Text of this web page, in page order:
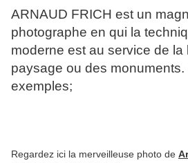
ARNAUD FRICH est un
photographe en qui la
moderne est au service de la
paysage ou des
exemples;
Regardez ici la merveilleuse photo de